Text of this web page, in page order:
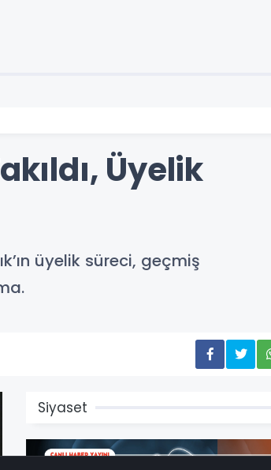
Üyelik
üyelik süreci, geçmiş
Siyaset